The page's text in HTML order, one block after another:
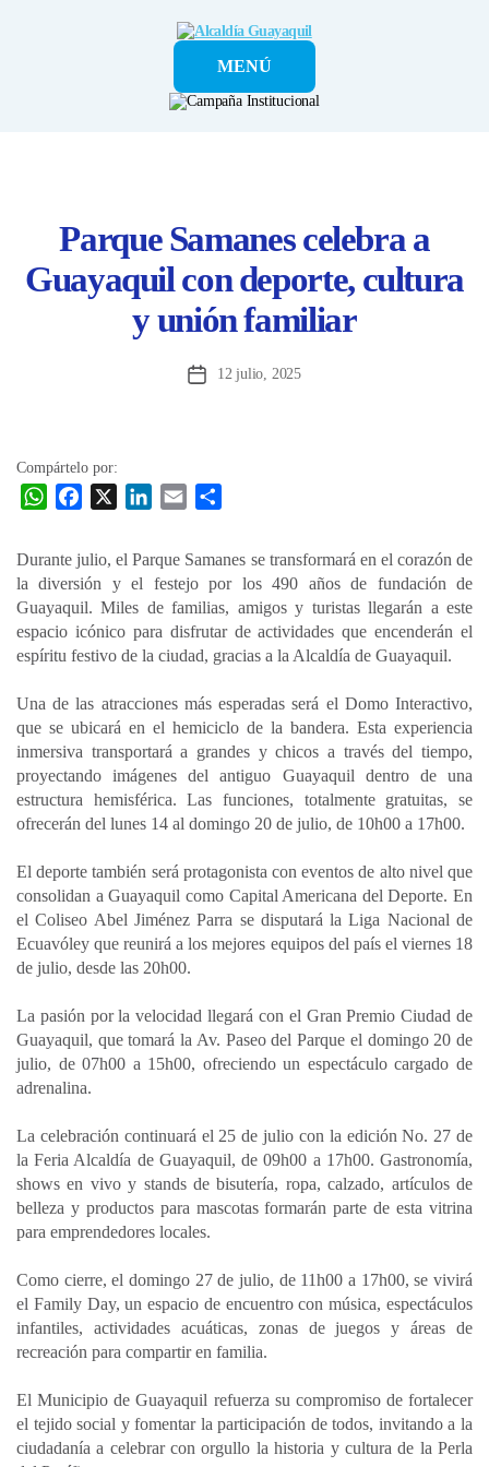
Alcaldía
GuayaquilMENÚ
Parque Samanes celebra a
Guayaquil con deporte, cultura
y unión familiar
Fecha12 julio, 2025
Compártelo por:
W
t
s
A
p
e
b
o
o
k
e
d
I
i
l
a
r
t
r
Durante julio, el Parque Samanes se transformará en el corazón de
la diversión y el festejo por los 490 años de fundación de
Guayaquil. Miles de familias, amigos y turistas llegarán a este
espacio icónico para disfrutar de actividades que encenderán el
espíritu festivo de la ciudad, gracias a la Alcaldía de Guayaquil.
Una de las atracciones más esperadas será el Domo Interactivo,
que se ubicará en el hemiciclo de la bandera. Esta experiencia
inmersiva transportará a grandes y chicos a través del tiempo,
proyectando imágenes del antiguo Guayaquil dentro de una
estructura hemisférica. Las funciones, totalmente gratuitas, se
ofrecerán del lunes 14 al domingo 20 de julio, de 10h00 a 17h00.
El deporte también será protagonista con eventos de alto nivel que
consolidan a Guayaquil como Capital Americana del Deporte. En
el Coliseo Abel Jiménez Parra se disputará la Liga Nacional de
Ecuavóley que reunirá a los mejores equipos del país el viernes 18
de julio, desde las 20h00.
La pasión por la velocidad llegará con el Gran Premio Ciudad de
Guayaquil, que tomará la Av. Paseo del Parque el domingo 20 de
julio, de 07h00 a 15h00, ofreciendo un espectáculo cargado de
adrenalina.
La celebración continuará el 25 de julio con la edición No. 27 de
la Feria Alcaldía de Guayaquil, de 09h00 a 17h00. Gastronomía,
shows en vivo y stands de bisutería, ropa, calzado, artículos de
belleza y productos para mascotas formarán parte de esta vitrina
para emprendedores locales.
Como cierre, el domingo 27 de julio, de 11h00 a 17h00, se vivirá
el Family Day, un espacio de encuentro con música, espectáculos
infantiles, actividades acuáticas, zonas de juegos y áreas de
recreación para compartir en familia.
El Municipio de Guayaquil refuerza su compromiso de fortalecer
el tejido social y fomentar la participación de todos, invitando a la
ciudadanía a celebrar con orgullo la historia y cultura de la Perla